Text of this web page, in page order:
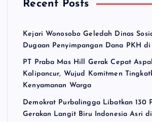
Recent Posts
Kejari Wonosobo Geledah Dinas
Dugaan Penyimpangan Dana PKH
PT Praba Mas Hill Gerak Cepat
Kalipancur, Wujud Komitmen
Kenyamanan Warga
Demokrat Purbalingga Libatkan 130
Gerakan Langit Biru Indonesia Asri